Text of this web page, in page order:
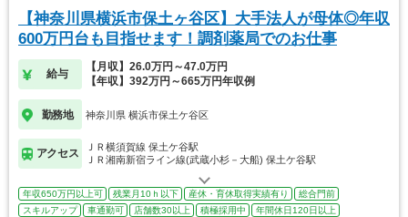
【神奈川県横浜市保土ヶ谷区】大手法人が母体◎年収
600万円台も目指せます！調剤薬局でのお仕事
給与
【月収】26.0万円～47.0万円
【年収】392万円～665万円年収例
勤務地 神奈川県 横浜市保土ケ谷区
アクセス
ＪＲ横須賀線 保土ケ谷駅
ＪＲ湘南新宿ライン線(武蔵小杉－大船) 保土ケ谷駅
年収650万円以上可 残業月10ｈ以下 産休・育休取得実績有り
総合門前
スキルアップ
車通勤可 店舗数30以上 積極採用中 年間休日120日以上